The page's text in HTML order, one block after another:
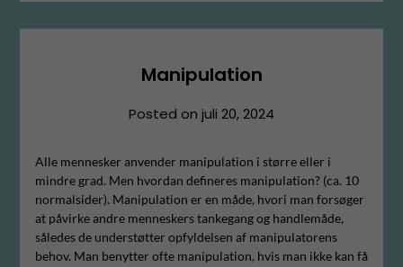
Manipulation
Posted on juli 20, 2024
Alle mennesker anvender manipulation i større eller i
mindre grad. Men hvordan defineres manipulation? (ca. 10
normalsider). Manipulation er en måde, hvori man forsøger
at påvirke andre menneskers tankegang og handlemåde,
således de understøtter opfyldelsen af manipulatorens
behov. Man benytter ofte manipulation, hvis man ikke kan få